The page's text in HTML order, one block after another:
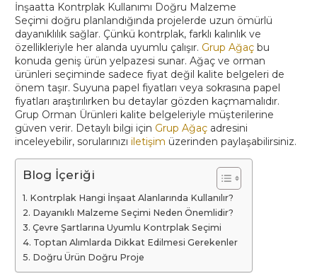
İnşaatta Kontrplak Kullanımı Doğru Malzeme
Seçimi doğru planlandığında projelerde uzun ömürlü
dayanıklılık sağlar. Çünkü kontrplak, farklı kalınlık ve
özellikleriyle her alanda uyumlu çalışır. Grup Ağaç bu
konuda geniş ürün yelpazesi sunar. Ağaç ve orman
ürünleri seçiminde sadece fiyat değil kalite belgeleri de
önem taşır. Suyuna papel fiyatları veya sokrasına papel
fiyatları araştırılırken bu detaylar gözden kaçmamalıdır.
Grup Orman Ürünleri kalite belgeleriyle müşterilerine
güven verir. Detaylı bilgi için Grup Ağaç adresini
inceleyebilir, sorularınızı iletişim üzerinden paylaşabilirsiniz.
Blog İçeriği
Kontrplak Hangi İnşaat Alanlarında Kullanılır?
Dayanıklı Malzeme Seçimi Neden Önemlidir?
Çevre Şartlarına Uyumlu Kontrplak Seçimi
Toptan Alımlarda Dikkat Edilmesi Gerekenler
Doğru Ürün Doğru Proje